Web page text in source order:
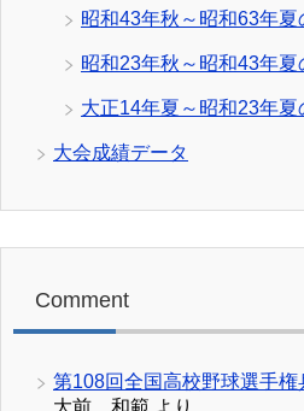
昭和43年秋～昭和63年夏
昭和23年秋～昭和43年夏
大正14年夏～昭和23年夏
大会成績データ
Comment
第108回全国高校野球選手
大前 和範 より